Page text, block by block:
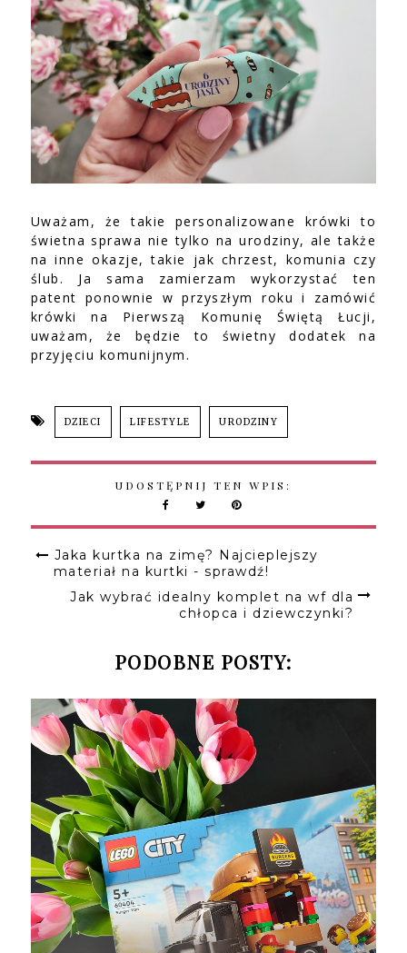
Uważam, że takie personalizowane krówki to
świetna sprawa nie tylko na urodziny, ale także
na inne okazje, takie jak chrzest, komunia czy
ślub. Ja sama zamierzam wykorzystać ten
patent ponownie w przyszłym roku i zamówić
krówki na Pierwszą Komunię Świętą Łucji,
uważam, że będzie to świetny dodatek na
przyjęciu komunijnym.
DZIECI LIFESTYLE URODZINY
UDOSTĘPNIJ TEN WPIS:
Jaka kurtka na zimę? Najcieplejszy
materiał na kurtki - sprawdź!
Jak wybrać idealny komplet na wf dla
chłopca i dziewczynki?
PODOBNE POSTY: